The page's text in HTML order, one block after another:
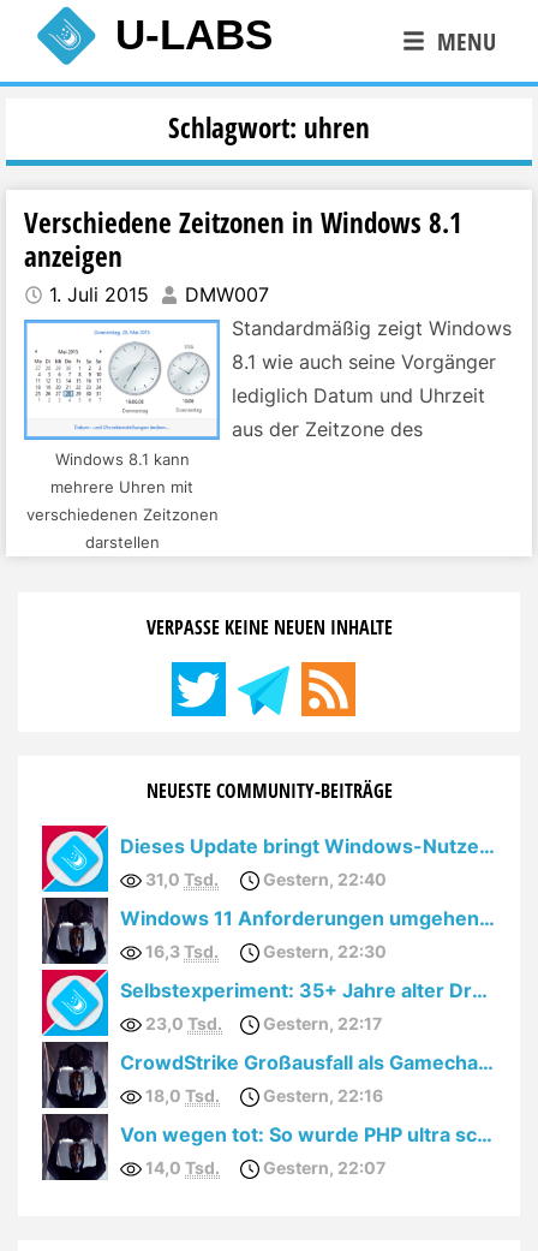
content
U-LABS MENU
Schlagwort: uhren
Verschiedene Zeitzonen in Windows 8.1
anzeigen
1. Juli 2015 DMW007
Windows 8.1 kann
mehrere Uhren mit
verschiedenen Zeitzonen
darstellen
Standardmäßig zeigt Windows
8.1 wie auch seine Vorgänger
lediglich Datum und Uhrzeit
aus der Zeitzone des
via Internet mit Menschen aus
kommunizieren –
Beispielsweise mit einem
Kollegen, der an einem
Verwandte, die im Ausland …
VERPASSE KEINE NEUEN INHALTE
NEUESTE COMMUNITY-BEITRÄGE
Dieses Update bringt Windows-Nutzern den totalen Cloudzwang
31,0 Tsd. Gestern, 22:40
Windows 11 Anforderungen umgehen: YouTube löscht Videos
16,3Tsd. Gestern, 22:30
Selbstexperiment: 35+ Jahre alter Drucker unter Windows 10
23,0 Tsd. Gestern, 22:17
CrowdStrike Großausfall als Gamechanger für GNU/Linux Spieler?
18,0 Tsd. Gestern, 22:16
Von wegen tot: So wurde PHP ultra schnell!
14,0 Tsd. Gestern, 22:07